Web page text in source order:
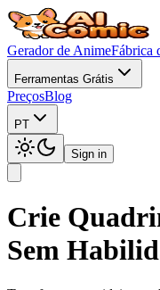
Gerador de AnimeFábrica
Ferramentas Grátis
PreçosBlog
PT
Sign in
Crie
Sem